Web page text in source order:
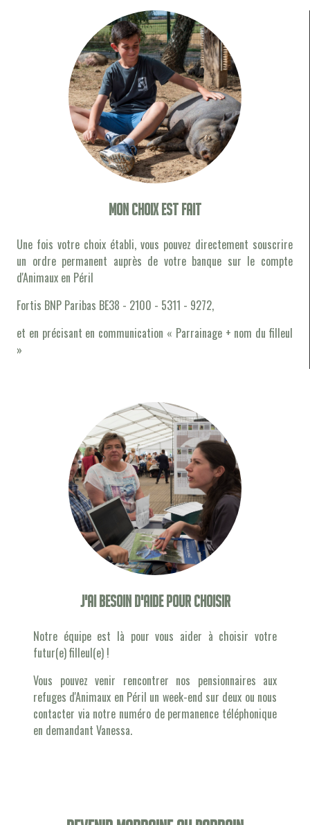
Mon choix est fait
Une fois votre choix établi, vous pouvez directement souscrire
un ordre permanent auprès de votre banque sur le compte
d'Animaux en Péril
Fortis BNP Paribas BE38 - 2100 - 5311 - 9272,
et en précisant en communication « Parrainage + nom du filleul
»
J'ai besoin d'aide pour choisir
Notre équipe est là pour vous aider à choisir votre
futur(e) filleul(e) !
Vous pouvez venir rencontrer nos pensionnaires aux
refuges d'Animaux en Péril un week-end sur deux ou nous
contacter via notre numéro de permanence téléphonique
en demandant Vanessa.